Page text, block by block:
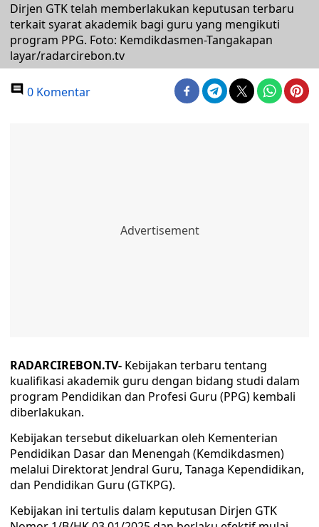
Dirjen GTK telah memberlakukan keputusan terbaru
terkait syarat akademik bagi guru yang mengikuti
program PPG. Foto: Kemdikdasmen-Tangakapan
layar/radarcirebon.tv
0 Komentar
RADARCIREBON.TV- Kebijakan terbaru tentang
kualifikasi akademik guru dengan bidang studi dalam
program Pendidikan dan Profesi Guru (PPG) kembali
diberlakukan.
Kebijakan tersebut dikeluarkan oleh Kementerian
Pendidikan Dasar dan Menengah (Kemdikdasmen)
melalui Direktorat Jendral Guru, Tanaga Kependidikan,
dan Pendidikan Guru (GTKPG).
Kebijakan ini tertulis dalam keputusan Dirjen GTK